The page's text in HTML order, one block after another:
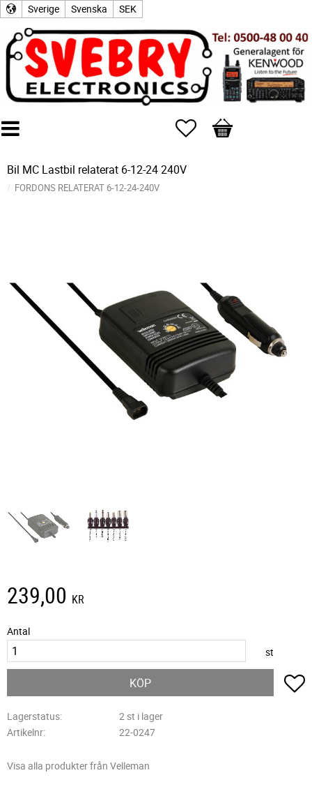
Sverige Svenska SEK
Favoriter
Kundvagn
Bil MC Lastbil relaterat 6-12-24 240V
FORDONS RELATERAT 6-12-24-240V
239,00 KR
Antal
st
KÖP
Lagerstatus
2 st i lager
Artikelnr
22-0247
Visa alla produkter från Velleman